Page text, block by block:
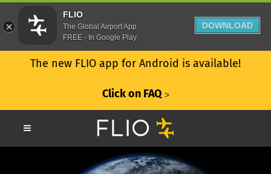
The new FLIO app for Android is available!
Click on FAQ ᐳ
FLIO
The Global Airport App
FREE - In Google Play
DOWNLOAD